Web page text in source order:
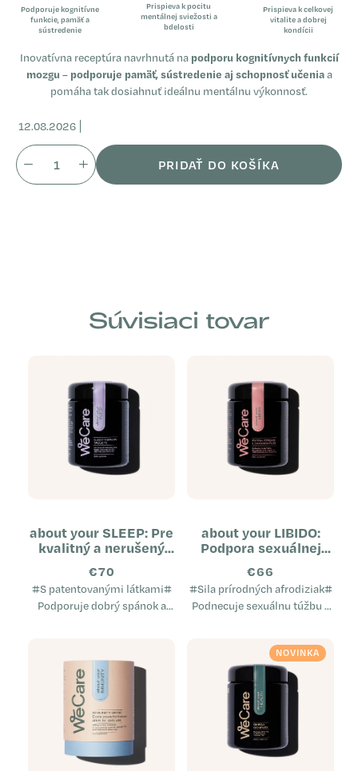
Podporuje kognitívne
funkcie, pamäť a
sústredenie
Prispieva k pocitu
mentálnej sviežosti a
bdelosti
Prispieva k celkovej
vitalite a dobrej
kondícii
Inovatívna receptúra navrhnutá na podporu kognitívnych funkcií
mozgu – podporuje pamäť, sústredenie aj schopnosť učeniaa
pomáha tak dosiahnuť ideálnu mentálnu výkonnosť.
12.08.2026
PRIDAŤ DO KOŠÍKA
Súvisiaci tovar
about your SLEEP: Pre
kvalitný a nerušený
kúra)
€70
#S patentovanými látkami#
Podporuje dobrý spánok a
about your LIBIDO:
Podpora sexuálnej
€66
#Sila prírodných afrodiziak#
Podnecuje sexuálnu túžbu a
zdravý reprodukčný systém...
NOVINKA